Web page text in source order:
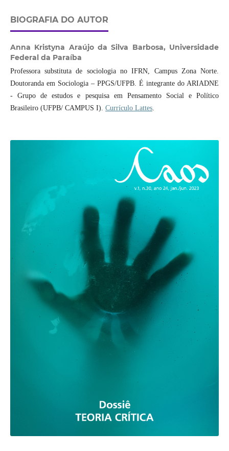
BIOGRAFIA DO AUTOR
Anna Kristyna Araújo da Silva Barbosa, Universidade
Federal da Paraíba
Professora substituta de sociologia no IFRN, Campus Zona Norte.
Doutoranda em Sociologia – PPGS/UFPB. É integrante do ARIADNE
- Grupo de estudos e pesquisa em Pensamento Social e Político
Brasileiro (UFPB/ CAMPUS I). Currículo Lattes.